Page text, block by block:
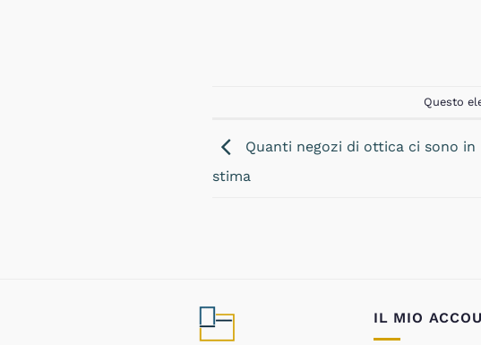
Questo
Quanti negozi di ottica ci sono
stima
IL MIO